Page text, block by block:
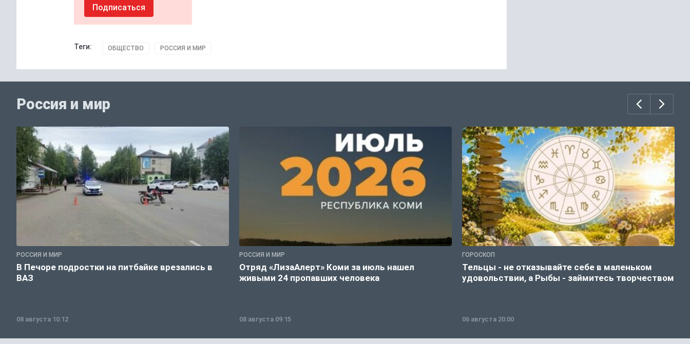
Подписаться
Теги: ОБЩЕСТВО РОССИЯ И МИР
Россия и мир
РОССИЯ И МИР
В Печоре подростки на питбайке врезались в
ВАЗ
08 августа 10:12
РОССИЯ И МИР
Отряд «ЛизаАлерт» Коми за июль нашел
живыми 24 пропавших человека
08 августа 09:15
ГОРОСКОП
Тельцы - не отказывайте себе в маленьком
удовольствии, а Рыбы - займитесь творчеством
06 августа 20:00